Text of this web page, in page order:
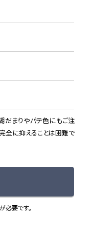
だまりやパテ色にもご注
全に抑えることは困難で
必要です。